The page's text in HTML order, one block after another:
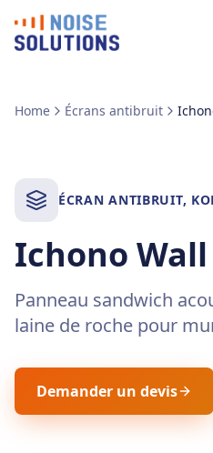
Home Écrans antibruit
ÉCRAN ANTIBRUIT,
Ichono Wall
Panneau sandwich
laine de roche pour
Demander un devis